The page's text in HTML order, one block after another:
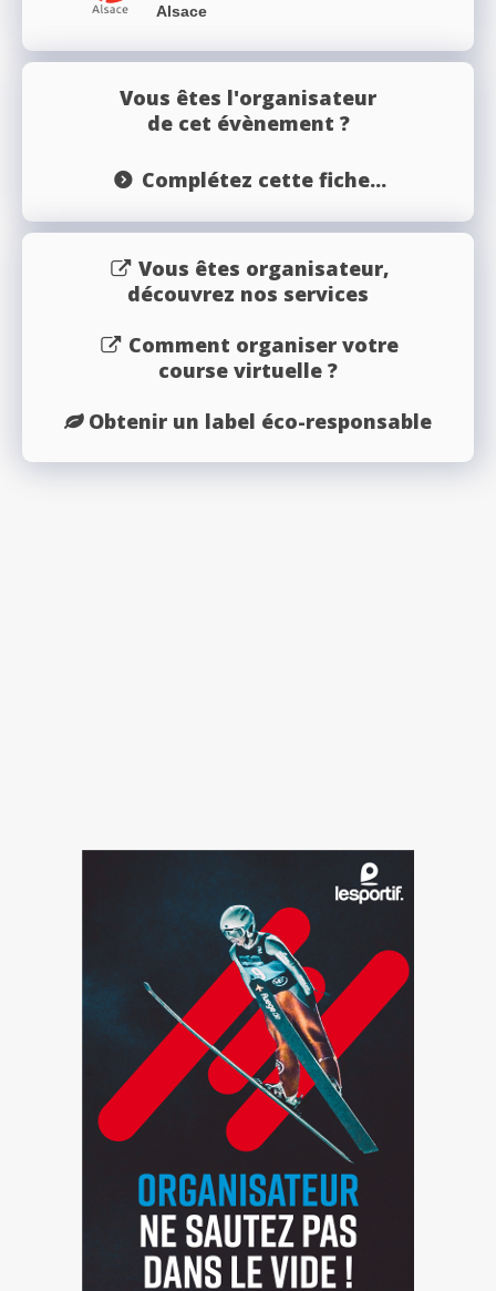
Alsace
Vous êtes l'organisateur
de cet évènement ?
Complétez cette fiche...
Vous êtes organisateur,
découvrez nos services
Comment organiser votre
course virtuelle ?
Obtenir un label éco-responsable